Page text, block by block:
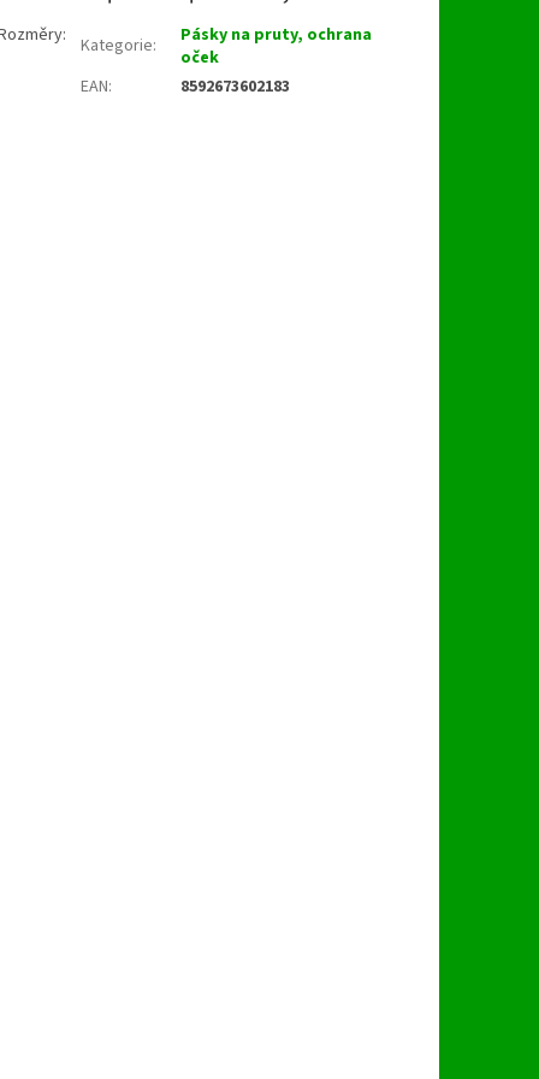
Kategorie:
Pásky na pruty, ochrana
oček
EAN: 8592673602183